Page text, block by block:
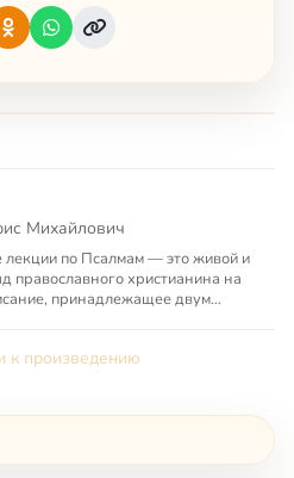
Михайлович
по Псалмам — это живой и
православного христианина на
принадлежащее двум
к произведению